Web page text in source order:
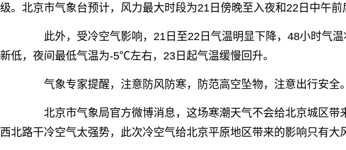
级。北京市气象台预计，风力最大时段为21日傍晚至入夜和22日中午前
此外，受冷空气影响，21日至22日气温明显下降，48小时气
新低，夜间最低气温为-5℃左右，23日起气温缓慢回升。
气象专家提醒，注意防风防寒，防范高空坠物，注意出行安全。
北京市气象局官方微博消息，这场寒潮天气不会给北京城区带
西北路干冷空气太强势，此次冷空气给北京平原地区带来的影响只有大